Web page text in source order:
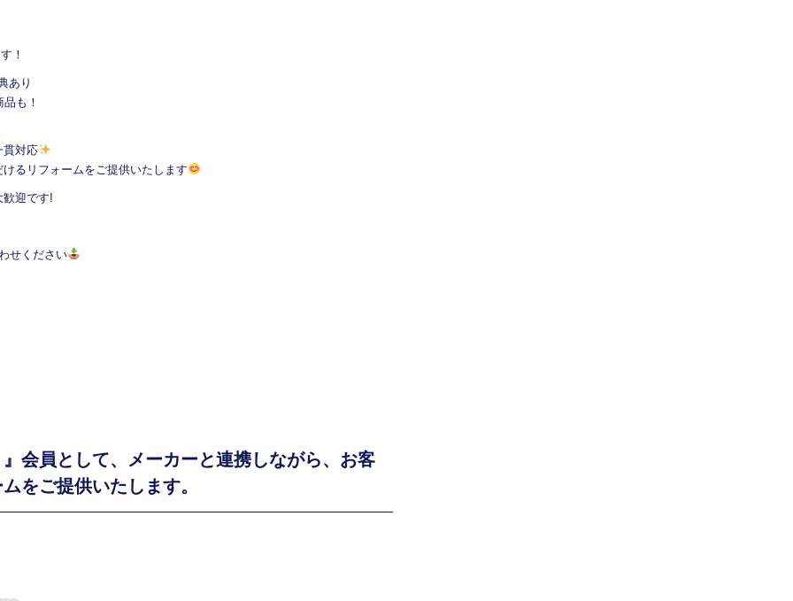
！
あり
も！
貫対応
るリフォームをご提供いたします
歓迎です!
せください
会員として、メーカーと連携しながら、お客
をご提供いたします。